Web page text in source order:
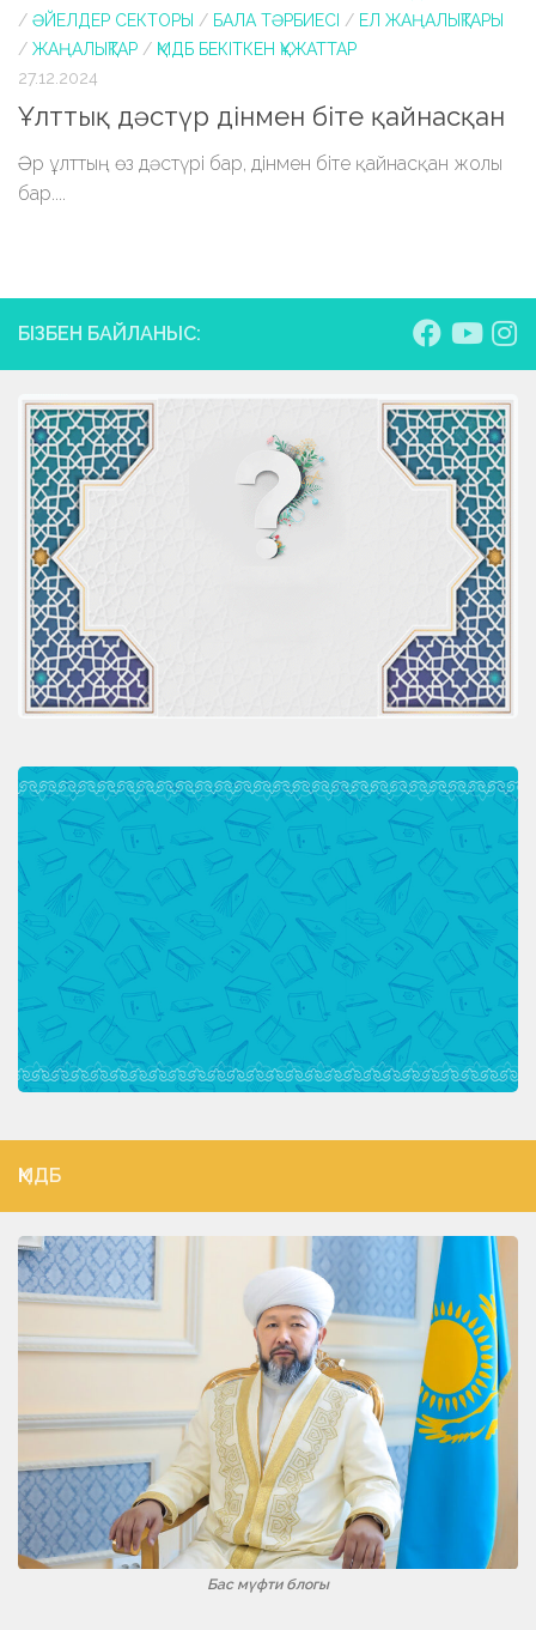
/ ӘЙЕЛДЕР СЕКТОРЫ / БАЛА ТӘРБИЕСІ / ЕЛ ЖАҢАЛЫҚТАРЫ
/ ЖАҢАЛЫҚТАР / ҚМДБ БЕКІТКЕН ҚҰЖАТТАР
27.12.2024
Ұлттық дәстүр дінмен біте қайнасқан
Әр ұлттың өз дәстүрі бар, дінмен біте қайнасқан жолы
бар....
БІЗБЕН БАЙЛАНЫС:
ҚМДБ
Бас мүфти блогы